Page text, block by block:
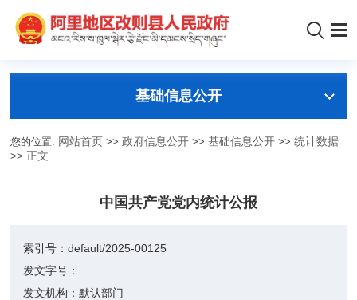
基础信息公开
您的位置: 网站首页 >>政府信息公开 >>基础信息公开 >>统计数据
>> 正文
​中国共产党党内统计公报
索引号：default/2025-00125
发文字号：
发文机构：默认部门